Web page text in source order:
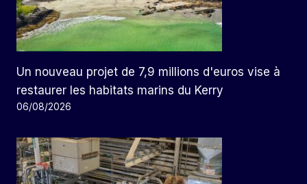
Un nouveau projet de 7,9 millions d'euros vise à
restaurer les habitats marins du Kerry
06/08/2026